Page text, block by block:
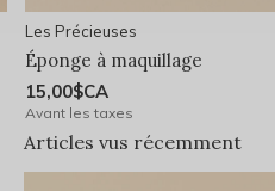
Les Précieuses
Éponge à maquillage
15,00$CA
Avant les taxes
Articles vus récemment